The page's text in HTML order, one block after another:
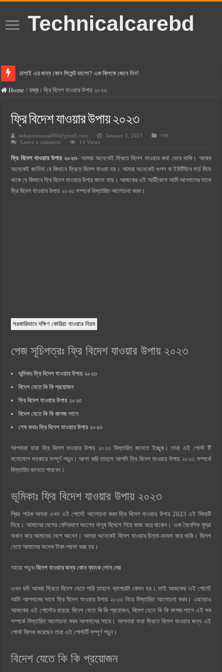
Technicalcarebd
ঢালাই এর জন্য কোন সিমেন্ট ভালো? এক ক্লিকে জেনে নিন!
বসুন্ধরা সিমেন্ট এর দাম ২০২৫
হোলসিম সিমেন্ট দাম ২০২৫
সুপারক্রিট সিমেন্ট দাম ২০২৫
ওয়ালটন মোবাইল কিস্তিতে কেনার নিয়ম ২০২৫
ওয়ালটন টিভি কিস্তিতে কেনার নিয়ম ২০২৫
Home / তথ্য / ফ্রি বিদেশ যাওয়ার উপায় ২০২৩
ফ্রি বিদেশ যাওয়ার উপায় ২০২৩
sohansumona000@gmail.com January 5, 2023
তথ্য
Leave a comment
14 Views
ফ্রি বিদেশ যাওয়ার উপায় ২০২৩- আমরা অনেকেই ফ্রিতে বিদেশ যাওয়ার কথা ভেবে থাকি। আবার
অনেকেই জানিনা যে কিভাবে ফ্রিতে বিদেশ যাওয়া হয়। আমরা অনেকেই গুগল বা ইউটিউবে সার্চ দিয়ে
থাকে যে কিভাবে ফ্রি বিদেশ যাওয়ার উপায় জানা যায়। আজকের এই আর্টিকেলে আমি আপনাদের সাথে
ফ্রি বিদেশ যাওয়ার উপায় ২০২৩ সম্পর্কে বিস্তারিত আলোচনা করব।
সরকারিভাবে দক্ষিণ কোরিয়া যাওয়ার নিয়ম
পেজ সূচিপত্রঃ ফ্রি বিদেশ যাওয়ার উপায় ২০২৩
ভূমিকাঃ ফ্রি বিদেশ যাওয়ার উপায় ২০২৩
বিদেশ যেতে কি কি প্রয়োজন
ফ্রি বিদেশ যাওয়ার উপায় ২০২৩
বিদেশ যেতে কি কি কাগজ লাগে
শেষ কথাঃ ফ্রি বিদেশ যাওয়ার উপায় ২০২৩
আপনারা যারা ফ্রি বিদেশ যাওয়ার উপায় ২০২৩ বিস্তারিত জানতে ইচ্ছুক। তারা এই পোস্ট টি
মনোযোগ সহকারে সম্পূর্ণ পড়ুন। আশা করি তাহলে আপনি ফ্রি বিদেশ যাওয়ার উপায় ২০২৩ সম্পর্কে
বিস্তারিত জানতে পারবেন।
ভূমিকাঃ ফ্রি বিদেশ যাওয়ার উপায় ২০২৩
প্রিয় পাঠক আমরা এখন এই পোস্টে আলোচনা করব ফ্রি বিদেশ যাওয়ার উপায় 2023 এই বিষয়টি
নিয়ে। আমাদের দেশের বেশিরভাগ অংশের মানুষ বিদেশে গিয়ে কাজ করে থাকেন। এবং বৈদেশিক মুদ্রা
অর্জন করে আমাদের দেশে আনেন। আমরা অনেকেই বিদেশ যাওয়ার চিন্তা-ভাবনা করে থাকি। বিদেশ
যেতে আমাদের অনেক টাকা-পয়সা খরচ হয়।
আরো পড়ুনঃবিদেশ যাওয়ার জন্য কোন ব্যাংক লোন দেয়
এখন যদি আমরা ফ্রিতে বিদেশ যেতে পারি তাহলে ব্যাপারটা কেমন হয়। তাই আজকের এই পোস্টে
আমি আপনাদের সাথে ফ্রি বিদেশ যাওয়ার উপায় ২০২৩ নিয়ে বিস্তারিত আলোচনা করব। এছাড়াও
আজকের এই পোস্টের রয়েছে বিদেশ যেতে কি কি প্রয়োজন, বিদেশ যেতে কি কি কাগজ লাগে এই সব
সম্পর্কে বিস্তারিত আলোচনা করব আপনাদের সাথে। আপনারা যারা ফ্রিতে বিদেশ যাওয়ার জন্য এই
পোস্ট ক্লিক করেছেন তারা এই পোস্টটি সম্পূর্ণ পড়ুন।
বিদেশ যেতে কি কি প্রয়োজন